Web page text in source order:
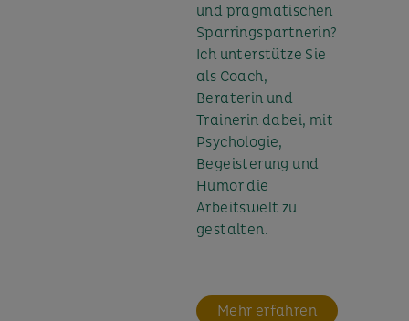
und pragmatischen
Sparringspartnerin?
Ich unterstütze Sie
als Coach,
Beraterin und
Trainerin dabei, mit
Psychologie,
Begeisterung und
Humor die
Arbeitswelt zu
gestalten.
Mehr erfahren